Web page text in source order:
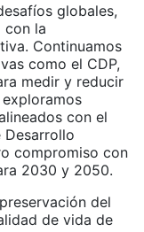
globales,
con la
Continuamos
como el CDP,
medir y reducir
con el
Desarrollo
compromiso con
2030 y 2050.
del
de vida de